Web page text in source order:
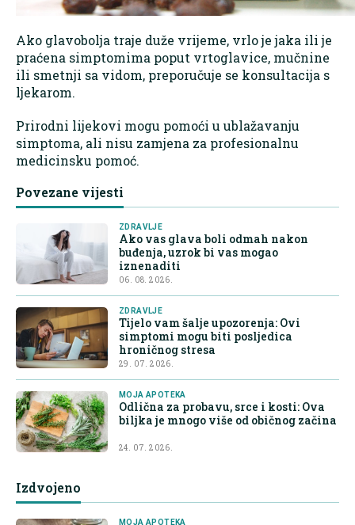
Ako glavobolja traje duže vrijeme, vrlo je jaka ili je
praćena simptomima poput vrtoglavice, mučnine
ili smetnji sa vidom, preporučuje se konsultacija s
ljekarom.
Prirodni lijekovi mogu pomoći u ublažavanju
simptoma, ali nisu zamjena za profesionalnu
medicinsku pomoć.
Povezane vijesti
ZDRAVLJE
Ako vas glava boli odmah nakon
buđenja, uzrok bi vas mogao
iznenaditi
06. 08. 2026.
ZDRAVLJE
Tijelo vam šalje upozorenja: Ovi
simptomi mogu biti posljedica
hroničnog stresa
29. 07. 2026.
MOJA APOTEKA
Odlična za probavu, srce i kosti: Ova
biljka je mnogo više od običnog začina
24. 07. 2026.
Izdvojeno
MOJA APOTEKA